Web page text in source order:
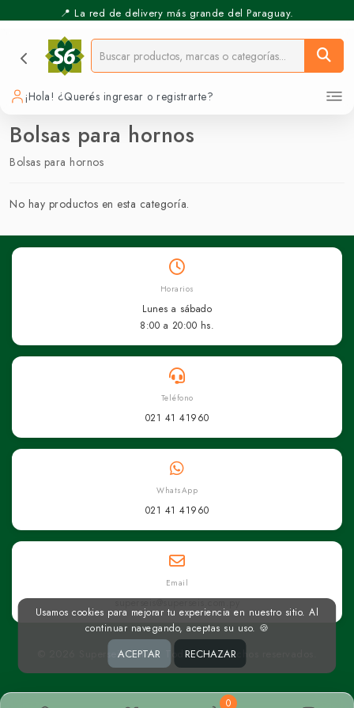
📍 La red de delivery más grande del Paraguay.
¡Hola! ¿Querés ingresar o registrarte?
Bolsas para hornos
Bolsas para hornos
No hay productos en esta categoría.
0
Horarios
Lunes a sábado
8:00 a 20:00 hs.
Teléfono
021 41 41960
WhatsApp
021 41 41960
Email
superseis@superseis.com.py
© 2026 Superseis Online. Todos los derechos reservados.
Usamos cookies para mejorar tu experiencia en nuestro sitio. Al
continuar navegando, aceptas su uso. 🍪
ACEPTAR RECHAZAR